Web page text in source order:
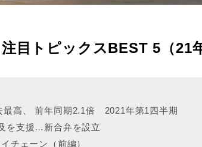
目トピックスBEST 5（21
最高、 前年同期2.1倍 2021年第1四半期
を支援…新合弁を設立
チェーン（前編）